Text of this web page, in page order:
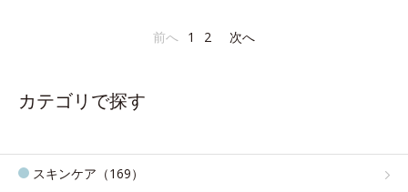
前へ 1 2 次へ
カテゴリで探す
スキンケア（169）